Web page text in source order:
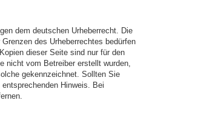
dem deutschen Urheberrecht. Die
des Urheberrechtes bedürfen
dieser Seite sind nur für den
nicht vom Betreiber erstellt wurden,
gekennzeichnet. Sollten Sie
Hinweis. Bei